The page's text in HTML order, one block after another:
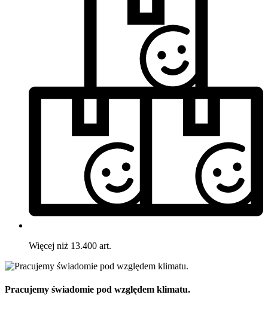
Więcej niż 13.400 art.
Pracujemy świadomie pod względem klimatu.